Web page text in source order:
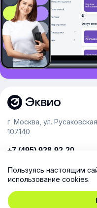
г. Москва, ул.
107140
+7 (495) 928-92-20
Расскажем о платформе
демо-доступ
Пользуясь настоящим
использование cookies.